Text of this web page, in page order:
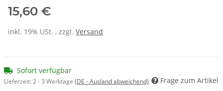
15,60 €
inkl. 19% USt. , zzgl. Versand
Sofort verfügbar
Lieferzeit:2 - 3 Werktage (DE - Ausland abweichend) Frage zum Artikel